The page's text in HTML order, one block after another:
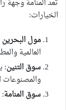
تعد المنامة
الخيارات:
مول
العالمية
سوق التنين:
والمصنوعات
سوق المنامة: